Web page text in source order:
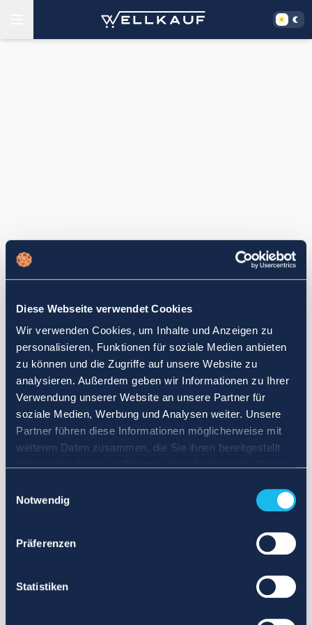
Diese Webseite verwendet Cookies
Wir verwenden Cookies, um Inhalte und Anzeigen zu
personalisieren, Funktionen für soziale Medien anbieten
zu können und die Zugriffe auf unsere Website zu
analysieren. Außerdem geben wir Informationen zu Ihrer
Verwendung unserer Website an unsere Partner für
soziale Medien, Werbung und Analysen weiter. Unsere
Partner führen diese Informationen möglicherweise mit
weiteren Daten zusammen, die Sie ihnen bereitgestellt
Notwendig
Präferenzen
Statistiken